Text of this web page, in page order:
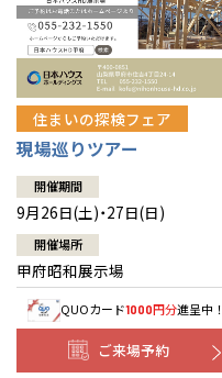
住まいの探検フェア
現場巡りツアー
開催期間
9月26日(土)・27日(日)
開催場所
甲府昭和展示場
QUOカード1000円分進呈中！
ご来場予約